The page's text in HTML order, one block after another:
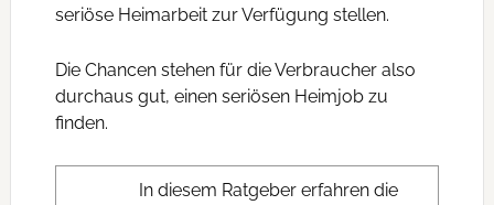
seriöse Heimarbeit zur Verfügung stellen.
Die Chancen stehen für die Verbraucher also
durchaus gut, einen seriösen Heimjob zu
finden.
In diesem Ratgeber erfahren die